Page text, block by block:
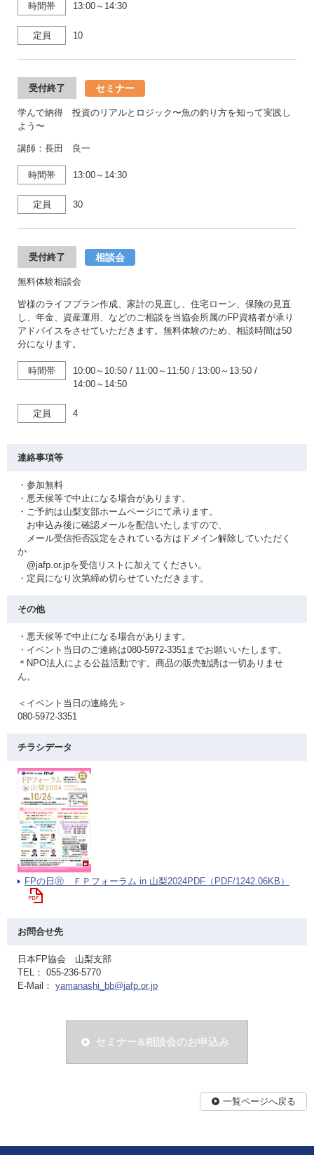
時間帯 13:00～14:30
定員 10
受付終了 セミナー
学んで納得 投資のリアルとロジック〜魚の釣り方を知って実践し
よう〜
講師：長田 良一
時間帯 13:00～14:30
定員 30
受付終了 相談会
無料体験相談会
皆様のライフプラン作成、家計の見直し、住宅ローン、保険の見直
し、年金、資産運用、などのご相談を当協会所属のFP資格者が承り
アドバイスをさせていただきます。無料体験のため、相談時間は50
分になります。
時間帯 10:00～10:50 / 11:00～11:50 / 13:00～13:50 /
14:00～14:50
定員 4
連絡事項等
・参加無料
・悪天候等で中止になる場合があります。
・ご予約は山梨支部ホームページにて承ります。
お申込み後に確認メールを配信いたしますので、
メール受信拒否設定をされている方はドメイン解除していただく
か
@jafp.or.jpを受信リストに加えてください。
・定員になり次第締め切らせていただきます。
その他
・悪天候等で中止になる場合があります。
・イベント当日のご連絡は080-5972-3351までお願いいたします。
＊NPO法人による公益活動です。商品の販売勧誘は一切ありませ
ん。
＜イベント当日の連絡先＞
080-5972-3351
チラシデータ
FPの日Ⓡ ＦＰフォーラム in 山梨2024PDF（PDF/1242.06KB）
お問合せ先
日本FP協会 山梨支部
TEL： 055-236-5770
E-Mail： yamanashi_bb@jafp.or.jp
セミナー&相談会のお申込み
一覧ページへ戻る